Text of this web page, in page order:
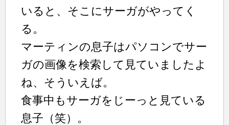
いると、そこにサーガがやってく
る。
マーティンの息子はパソコンでサー
ガの画像を検索して見ていましたよ
ね、そういえば。
食事中もサーガをじーっと見ている
息子（笑）。